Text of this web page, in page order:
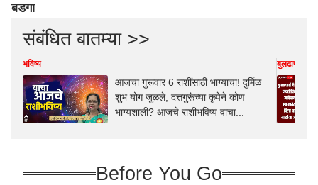
बडगा
संबंधित बातम्या >>
भविष्य
आजचा गुरूवार 6 राशींसाठी भाग्याचा! दुर्मिळ
शुभ योग जुळले, दत्तगुरूंच्या कृपेने कोण
भाग्यशाली? आजचे राशीभविष्य वाचा...
बुलढाणा
Before You Go